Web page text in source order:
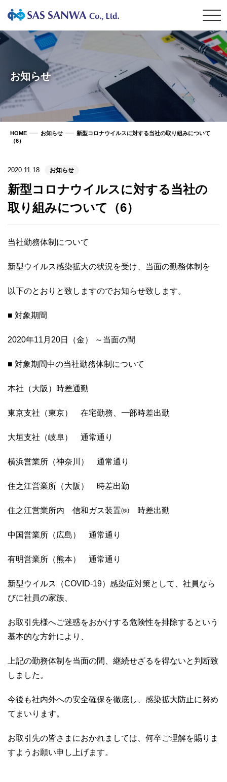
お知らせ
HOME お知らせ
新型コロナウイルスに対する当社の取り組みについて
（6）
2020.11.18 お知らせ
新型コロナウイルスに対する当社の
取り組みについて（6）
当社勤務体制について
新型ウイルス感染拡大の状況を受け、当面の勤務体制を
以下のとおりと致しますのでお知らせ致します。
■ 対象期間
2020年11月20日（金） ～当面の間
■ 対象期間中の当社勤務体制について
本社（大阪）時差通勤
東京支社（東京） 在宅勤務、一部時差出勤
大垣支社（岐阜） 通常通り
横浜営業所（神奈川） 通常通り
住之江営業所（大阪） 時差出勤
住之江営業所内 信和ガス装置㈱ 時差出勤
中国営業所（広島） 通常通り
有明営業所（熊本） 通常通り
新型ウイルス（COVID-19）感染症対策として、社員なら
びに社員の家族、
お取引先様へご迷惑をおかけする危険性を排除するという
基本的な方針により、
上記の勤務体制を当面の間、継続せざるを得ないと判断致
しました。
今後も社内外への安全確保を徹底し、感染拡大防止に努め
てまいります。
お取引先の皆さまにおかれましては、何卒ご理解を賜りま
すようお願い申し上げます。